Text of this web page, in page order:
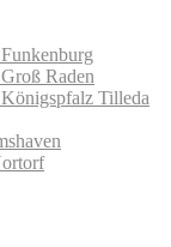
Raden
Tilleda